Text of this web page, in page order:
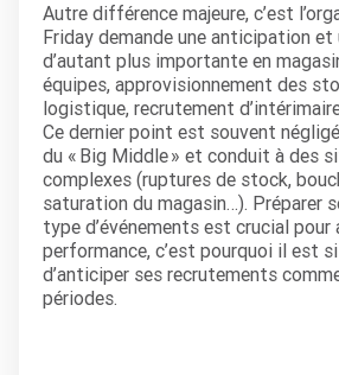
Autre différence majeure, c’est
Friday demande une anticipation et
d’autant plus importante en
équipes, approvisionnement des
logistique, recrutement
Ce dernier point est souvent
du « Big Middle » et conduit à des
complexes (ruptures de stock,
saturation du magasin…). Préparer
type d’événements est crucial pour
performance, c’est pourquoi il est
d’anticiper ses recrutements
périodes.